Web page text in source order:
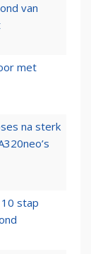
van
met
na sterk
stap